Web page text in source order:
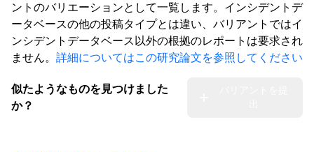
ントのバリエーションとして一覧します。インシデントデ
ータベースの他の投稿タイプとは違い、バリアントではイ
ンシデントデータベース以外の根拠のレポートは要求され
ません。 詳細についてはこの研究論文を参照してください
似たようなものを見つけました
か？